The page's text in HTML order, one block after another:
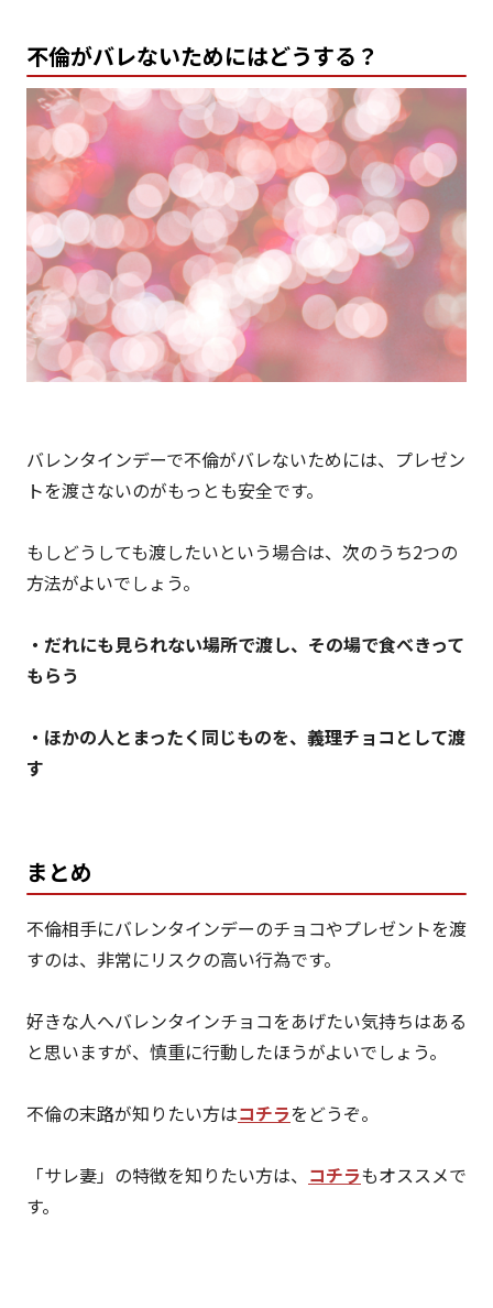
不倫がバレないためにはどうする？
バレンタインデーで不倫がバレないためには、プレゼン
トを渡さないのがもっとも安全です。
もしどうしても渡したいという場合は、次のうち2つの
方法がよいでしょう。
・だれにも見られない場所で渡し、その場で食べきって
もらう
・ほかの人とまったく同じものを、義理チョコとして渡
す
まとめ
不倫相手にバレンタインデーのチョコやプレゼントを渡
すのは、非常にリスクの高い行為です。
好きな人へバレンタインチョコをあげたい気持ちはある
と思いますが、慎重に行動したほうがよいでしょう。
不倫の末路が知りたい方はコチラをどうぞ。
「サレ妻」の特徴を知りたい方は、 コチラもオススメで
す。